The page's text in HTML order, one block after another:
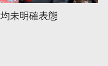
未明確表態